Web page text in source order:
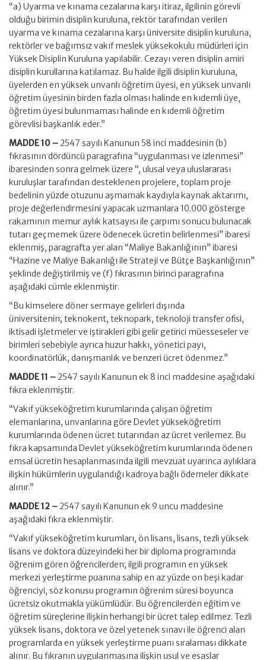
“a) Uyarma ve kınama cezalarına karşı itiraz, ilgilinin görevli
olduğu birimin disiplin kuruluna, rektör tarafından verilen
uyarma ve kınama cezalarına karşı üniversite disiplin kuruluna,
rektörler ve bağımsız vakıf meslek yüksekokulu müdürleri için
Yüksek Disiplin Kuruluna yapılabilir. Cezayı veren disiplin amiri
disiplin kurullarına katılamaz. Bu halde ilgili disiplin kuruluna,
üyelerden en yüksek unvanlı öğretim üyesi, en yüksek unvanlı
öğretim üyesinin birden fazla olması halinde en kıdemli üye,
öğretim üyesi bulunmaması halinde en kıdemli öğretim
görevlisi başkanlık eder.”
MADDE 10 –2547 sayılı Kanunun 58 inci maddesinin (b)
fıkrasının dördüncü paragrafına “uygulanması ve izlenmesi”
ibaresinden sonra gelmek üzere “, ulusal veya uluslararası
kuruluşlar tarafından desteklenen projelere, toplam proje
bedelinin yüzde otuzunu aşmamak kaydıyla kaynak aktarımı,
proje değerlendirmesini yapacak uzmanlara 10.000 gösterge
rakamının memur aylık katsayısı ile çarpımı sonucu bulunacak
tutarı geçmemek üzere ödenecek ücretin belirlenmesi” ibaresi
eklenmiş, paragrafta yer alan “Maliye Bakanlığının” ibaresi
“Hazine ve Maliye Bakanlığı ile Strateji ve Bütçe Başkanlığının”
şeklinde değiştirilmiş ve (f) fıkrasının birinci paragrafına
aşağıdaki cümle eklenmiştir.
“Bu kimselere döner sermaye gelirleri dışında
üniversitenin; teknokent, teknopark, teknoloji transfer ofisi,
iktisadi işletmeler ve iştirakleri gibi gelir getirici müesseseler ve
birimleri sebebiyle ayrıca huzur hakkı, yönetici payı,
koordinatörlük, danışmanlık ve benzeri ücret ödenmez.”
MADDE 11 –2547 sayılı Kanunun ek 8 inci maddesine aşağıdaki
fıkra eklenmiştir.
“Vakıf yükseköğretim kurumlarında çalışan öğretim
elemanlarına, unvanlarına göre Devlet yükseköğretim
kurumlarında ödenen ücret tutarından az ücret verilemez. Bu
fıkra kapsamında Devlet yükseköğretim kurumlarında ödenen
emsal ücretin hesaplanmasında ilgili mevzuat uyarınca aylıklara
ilişkin hükümlerin uygulandığı kadroya bağlı ödemeler dikkate
alınır.”
MADDE 12 –2547 sayılı Kanunun ek 9 uncu maddesine
aşağıdaki fıkra eklenmiştir.
“Vakıf yükseköğretim kurumları, ön lisans, lisans, tezli yüksek
lisans ve doktora düzeyindeki her bir diploma programında
öğrenim gören öğrencilerden; ilgili programın en yüksek
merkezi yerleştirme puanına sahip en az yüzde on beşi kadar
öğrenciyi, söz konusu programın öğrenim süresi boyunca
ücretsiz okutmakla yükümlüdür. Bu öğrencilerden eğitim ve
öğretim süreçlerine ilişkin herhangi bir ücret talep edilmez. Tezli
yüksek lisans, doktora ve özel yetenek sınavı ile öğrenci alan
programlarda en yüksek yerleştirme puanı sıralaması dikkate
alınır. Bu fıkranın uygulanmasına ilişkin usul ve esaslar